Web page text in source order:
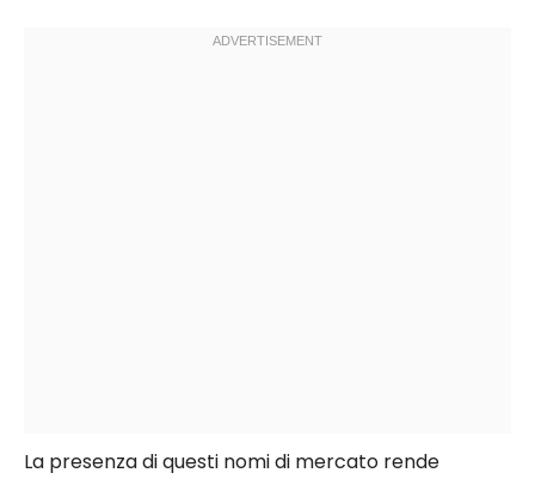
La presenza di questi nomi di mercato rende